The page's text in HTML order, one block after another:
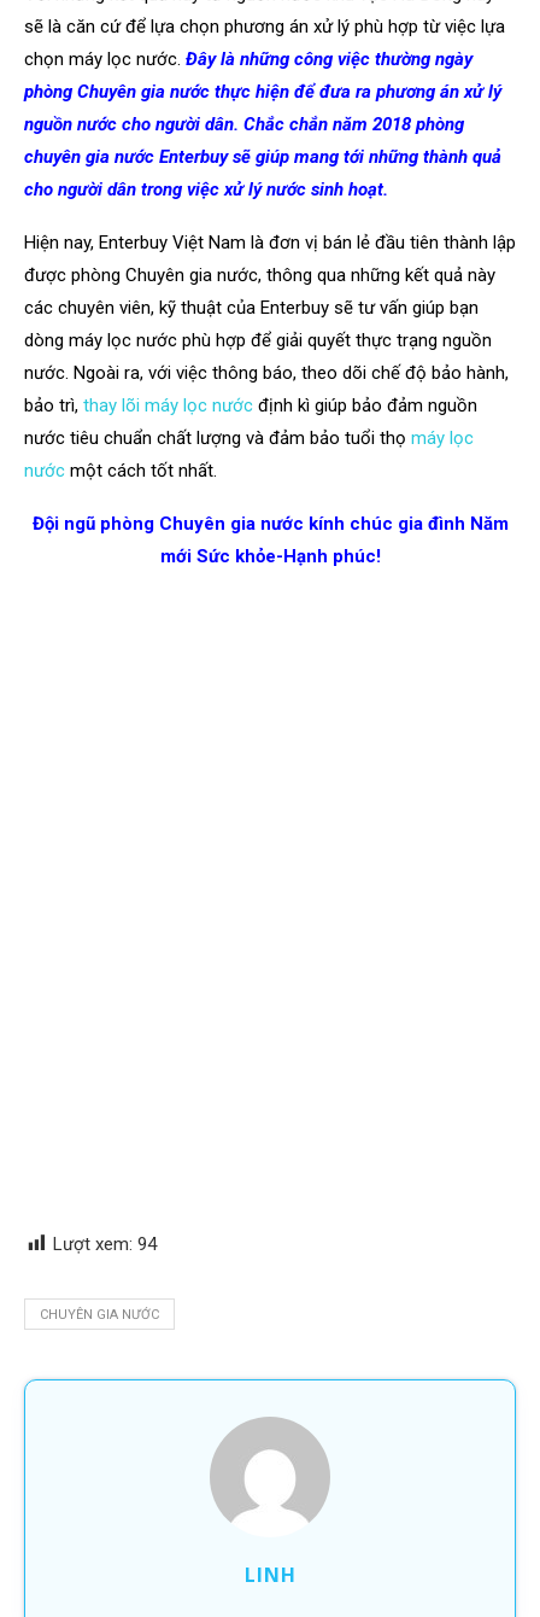
sẽ là căn cứ để lựa chọn phương án xử lý phù hợp từ việc lựa
chọn máy lọc nước. Đây là những công việc thường ngày
phòng Chuyên gia nước thực hiện để đưa ra phương án xử lý
nguồn nước cho người dân. Chắc chắn năm 2018 phòng
chuyên gia nước Enterbuy sẽ giúp mang tới những thành quả
cho người dân trong việc xử lý nước sinh hoạt.
Hiện nay, Enterbuy Việt Nam là đơn vị bán lẻ đầu tiên thành lập
được phòng Chuyên gia nước, thông qua những kết quả này
các chuyên viên, kỹ thuật của Enterbuy sẽ tư vấn giúp bạn
dòng máy lọc nước phù hợp để giải quyết thực trạng nguồn
nước. Ngoài ra, với việc thông báo, theo dõi chế độ bảo hành,
bảo trì, thay lõi máy lọc nước định kì giúp bảo đảm nguồn
nước tiêu chuẩn chất lượng và đảm bảo tuổi thọ máy lọc
nước một cách tốt nhất.
Đội ngũ phòng Chuyên gia nước kính chúc gia đình Năm
mới Sức khỏe-Hạnh phúc!
Lượt xem: 94
CHUYÊN GIA NƯỚC
LINH